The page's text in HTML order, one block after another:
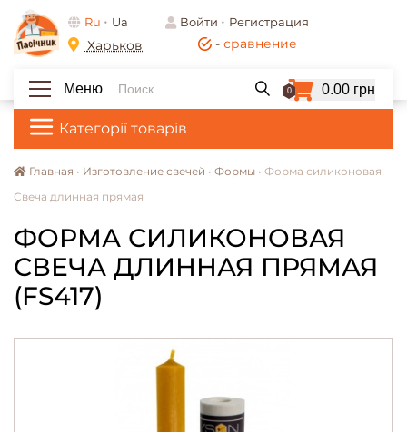
-сравнение
Ru Ua Войти Регистрация
Харьков
Категорії товарів
Меню 0 0.00 грн
Главная • Изготовление свечей • Формы • Форма силиконовая
Свеча длинная прямая
ФОРМА СИЛИКОНОВАЯ
СВЕЧА ДЛИННАЯ ПРЯМАЯ
(FS417)